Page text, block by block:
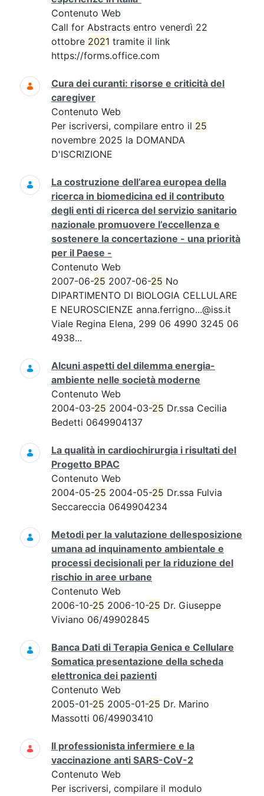
Contenuto Web
Call for Abstracts entro venerdì 22
ottobre 2021 tramite il link
https://forms.office.com
Cura dei curanti: risorse e criticità del
caregiver
Contenuto Web
Per iscriversi, compilare entro il 25
novembre 2025 la DOMANDA
D'ISCRIZIONE
La costruzione dell’area europea della
ricerca in biomedicina ed il contributo
degli enti di ricerca del servizio sanitario
nazionale promuovere l’eccellenza e
sostenere la concertazione - una priorità
per il Paese -
Contenuto Web
2007-06-25 2007-06-25 No
DIPARTIMENTO DI BIOLOGIA CELLULARE
E NEUROSCIENZE anna.ferrigno...@iss.it
Viale Regina Elena, 299 06 4990 3245 06
4938...
Alcuni aspetti del dilemma energia-
ambiente nelle società moderne
Contenuto Web
2004-03-25 2004-03-25 Dr.ssa Cecilia
Bedetti 0649904137
La qualità in cardiochirurgia i risultati del
Progetto BPAC
Contenuto Web
2004-05-25 2004-05-25 Dr.ssa Fulvia
Seccareccia 0649904234
Metodi per la valutazione dellesposizione
umana ad inquinamento ambientale e
processi decisionali per la riduzione del
rischio in aree urbane
Contenuto Web
2006-10-25 2006-10-25 Dr. Giuseppe
Viviano 06/49902845
Banca Dati di Terapia Genica e Cellulare
Somatica presentazione della scheda
elettronica dei pazienti
Contenuto Web
2005-01-25 2005-01-25 Dr. Marino
Massotti 06/49903410
Il professionista infermiere e la
vaccinazione anti SARS-CoV-2
Contenuto Web
Per iscriversi, compilare il modulo